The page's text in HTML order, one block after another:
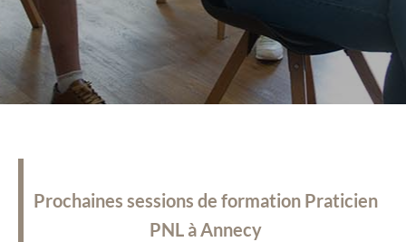
Prochaines sessions de formation Praticien
PNL à Annecy